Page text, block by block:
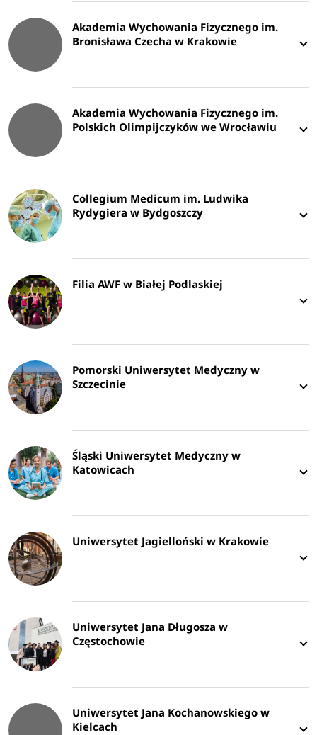
Akademia Wychowania Fizycznego im.
Bronisława Czecha w Krakowie
Akademia Wychowania Fizycznego im.
Polskich Olimpijczyków we Wrocławiu
Collegium Medicum im. Ludwika
Rydygiera w Bydgoszczy
Filia AWF w Białej Podlaskiej
Pomorski Uniwersytet Medyczny w
Szczecinie
Śląski Uniwersytet Medyczny w
Katowicach
Uniwersytet Jagielloński w Krakowie
Uniwersytet Jana Długosza w
Częstochowie
Uniwersytet Jana Kochanowskiego w
Kielcach